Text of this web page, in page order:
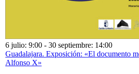
6 julio: 9:00 - 30 septiembre: 14:00
Guadalajara. Exposición: «El documento
Alfonso X»